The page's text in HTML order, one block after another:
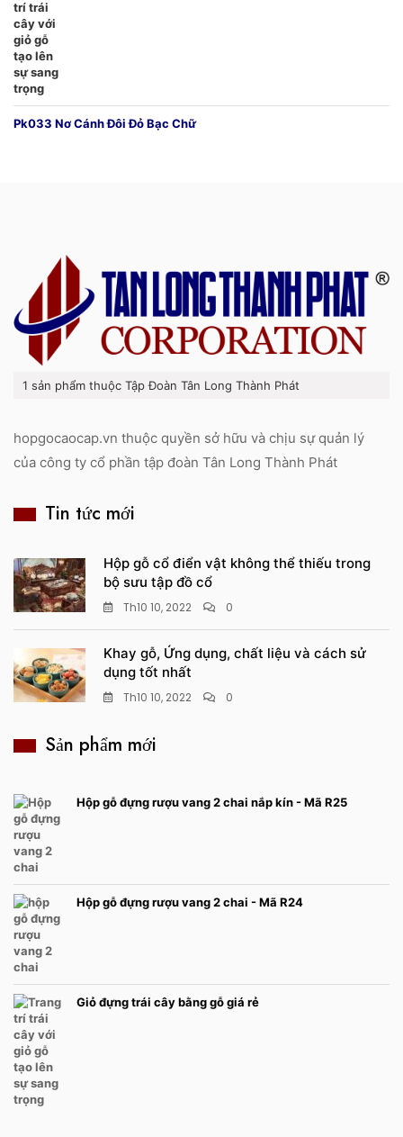
Pk033 Nơ Cánh Đôi Đỏ Bạc Chữ
1 sản phẩm thuộc Tập Đoàn Tân Long Thành Phát
hopgocaocap.vn thuộc quyền sở hữu và chịu sự quản lý
của công ty cổ phần tập đoàn Tân Long Thành Phát
Tin tức mới
Hộp gỗ cổ điển vật không thể thiếu trong
bộ sưu tập đồ cổ
Th10 10, 2022 0
Khay gỗ, Ứng dụng, chất liệu và cách sử
dụng tốt nhất
Th10 10, 2022 0
Sản phẩm mới
Hộp gỗ đựng rượu vang 2 chai nắp kín - Mã R25
Hộp gỗ đựng rượu vang 2 chai - Mã R24
Giỏ đựng trái cây bằng gỗ giá rẻ